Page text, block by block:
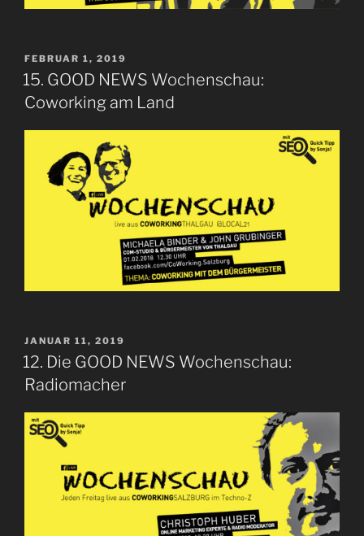
VERÖFFENTLICHT
AM
FEBRUAR 1, 2019
15. GOOD NEWS Wochenschau:
Coworking am Land
VERÖFFENTLICHT
AM
JANUAR 11, 2019
12. Die GOOD NEWS Wochenschau:
Radiomacher